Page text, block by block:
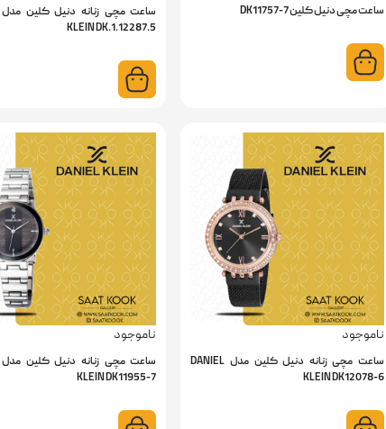
ساعت مچی دنیل کلین DK11757-7
KLEIN DK.1.12287.5
ناموجود
ساعت مچی زنانه دنیل کلین مدل DANIEL
KLEIN DK12078-6
ناموجود
KLEIN DK11955-7